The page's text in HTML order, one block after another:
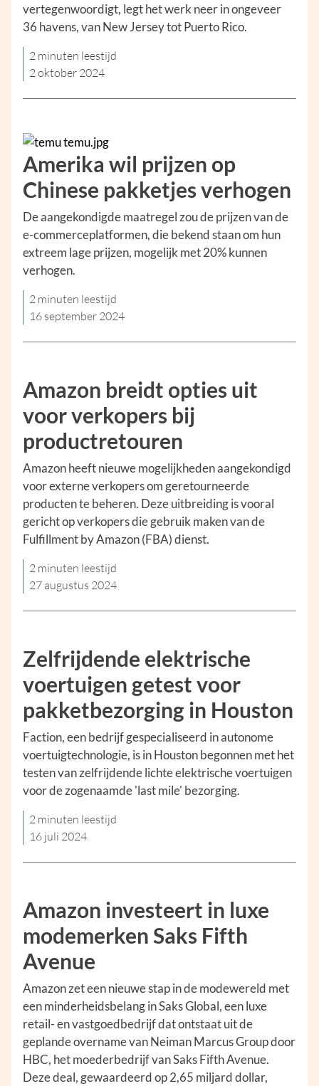
vertegenwoordigt, legt het werk neer in ongeveer
36 havens, van New Jersey tot Puerto Rico.
2 minuten leestijd
2 oktober 2024
Amerika wil prijzen op
Chinese pakketjes verhogen
De aangekondigde maatregel zou de prijzen van de
e-commerceplatformen, die bekend staan om hun
extreem lage prijzen, mogelijk met 20% kunnen
verhogen.
2 minuten leestijd
16 september 2024
Amazon breidt opties uit
voor verkopers bij
productretouren
Amazon heeft nieuwe mogelijkheden aangekondigd
voor externe verkopers om geretourneerde
producten te beheren. Deze uitbreiding is vooral
gericht op verkopers die gebruik maken van de
Fulfillment by Amazon (FBA) dienst.
2 minuten leestijd
27 augustus 2024
Zelfrijdende elektrische
voertuigen getest voor
pakketbezorging in Houston
Faction, een bedrijf gespecialiseerd in autonome
voertuigtechnologie, is in Houston begonnen met het
testen van zelfrijdende lichte elektrische voertuigen
voor de zogenaamde 'last mile' bezorging.
2 minuten leestijd
16 juli 2024
Amazon investeert in luxe
modemerken Saks Fifth
Avenue
Amazon zet een nieuwe stap in de modewereld met
een minderheidsbelang in Saks Global, een luxe
retail- en vastgoedbedrijf dat ontstaat uit de
geplande overname van Neiman Marcus Group door
HBC, het moederbedrijf van Saks Fifth Avenue.
Deze deal, gewaardeerd op 2,65 miljard dollar,